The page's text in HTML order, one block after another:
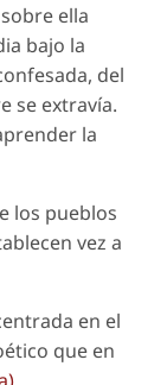
ella
bajo la
del
se extravía.
la
los pueblos
vez a
en el
que en